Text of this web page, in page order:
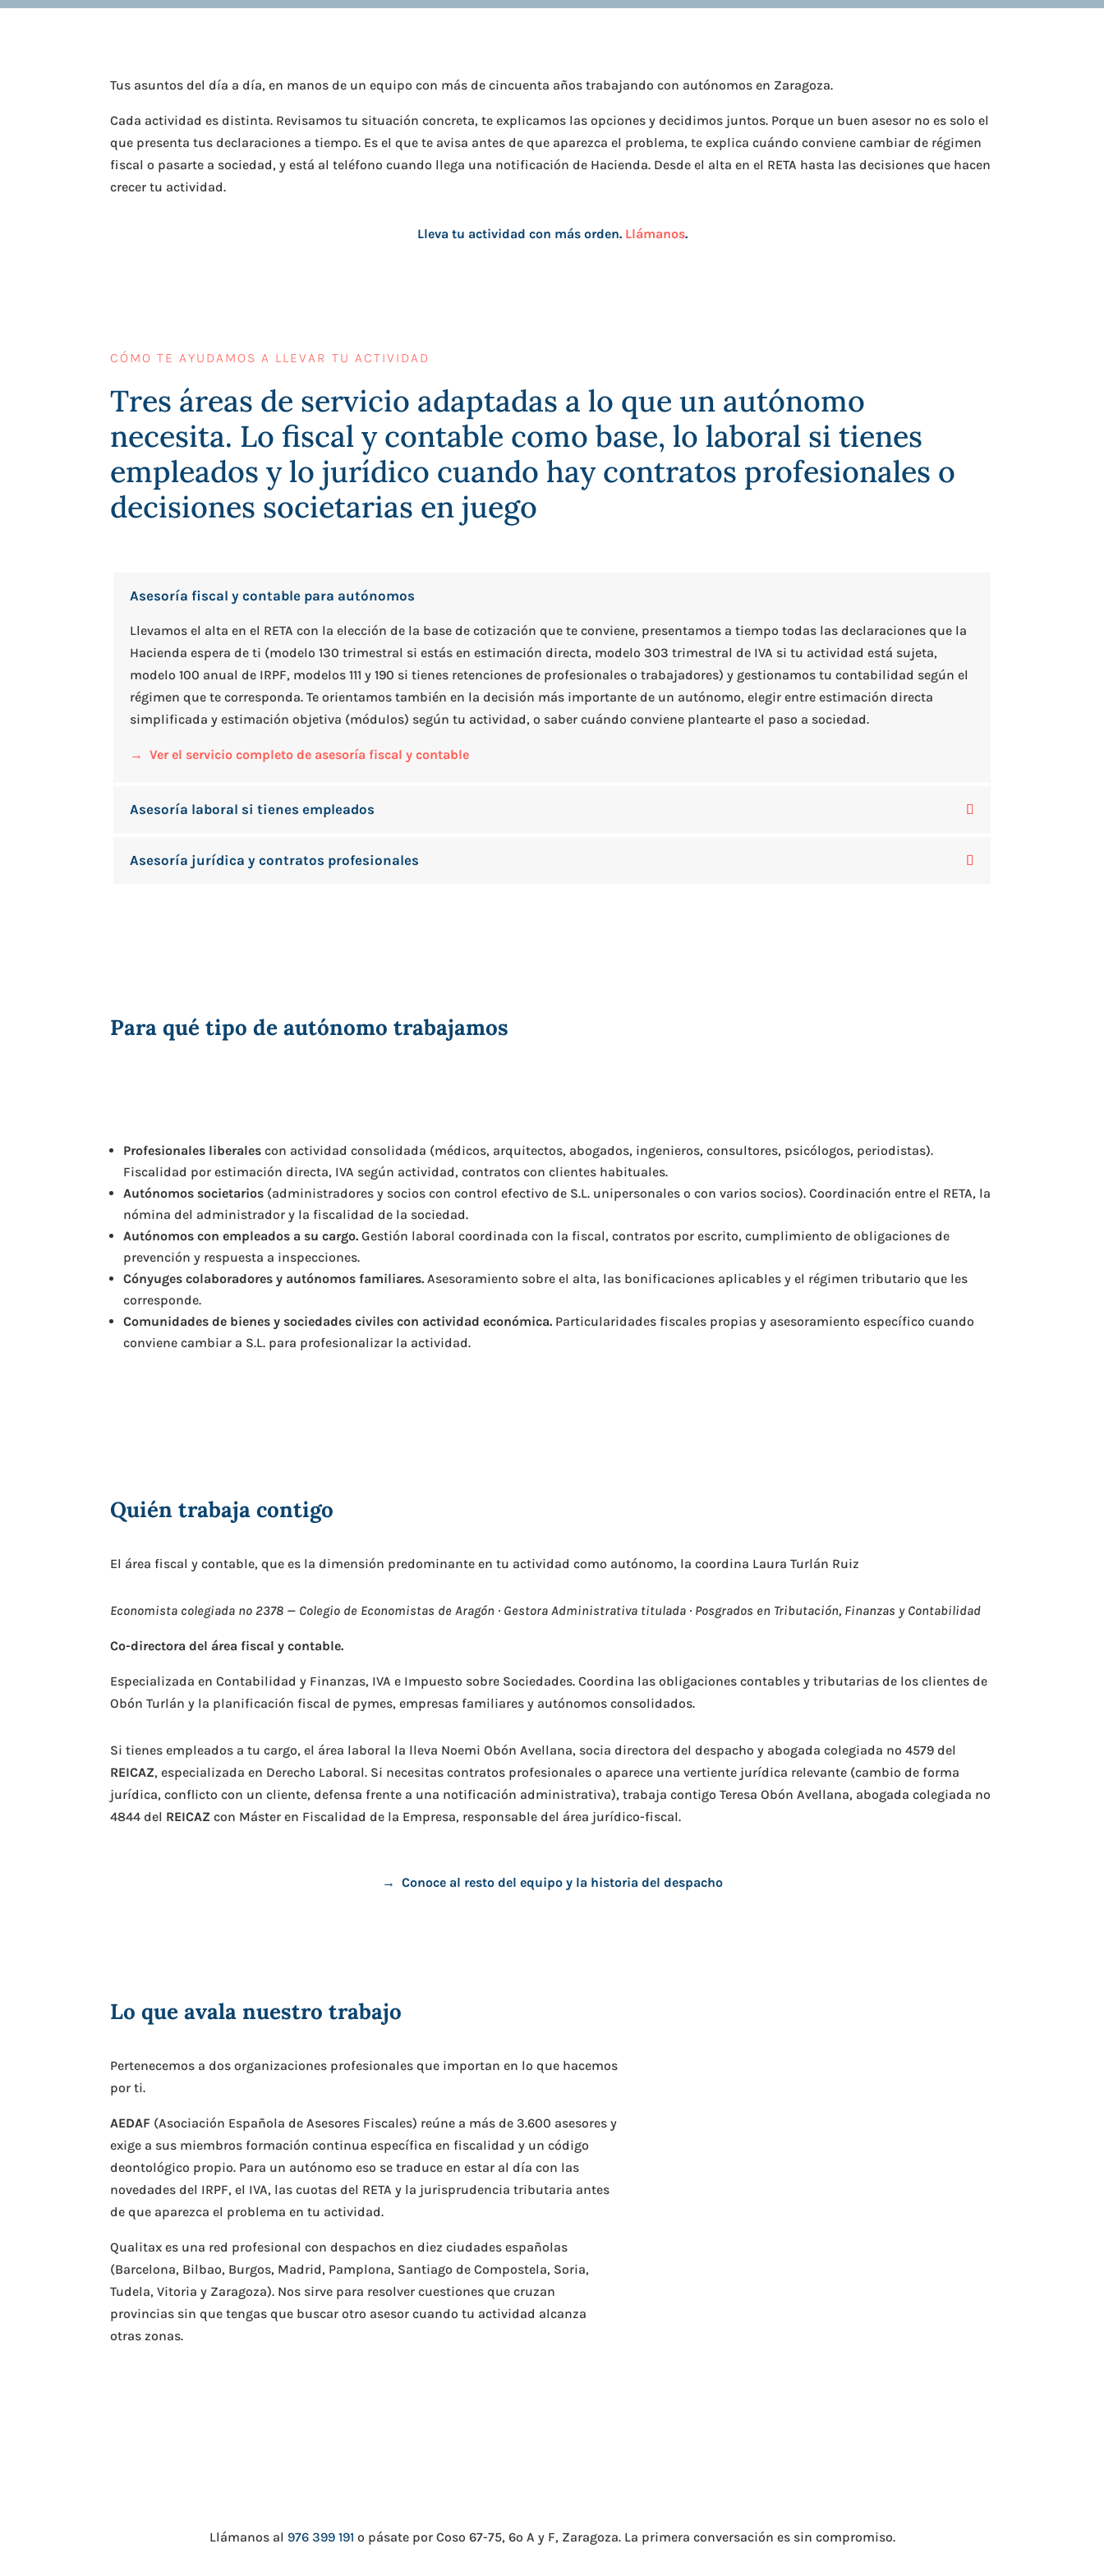
Tus asuntos del día a día, en manos de un equipo con más de cincuenta años trabajando con autónomos en Zaragoza.
Cada actividad es distinta. Revisamos tu situación concreta, te explicamos las opciones y decidimos juntos. Porque un buen asesor no es solo el
que presenta tus declaraciones a tiempo. Es el que te avisa antes de que aparezca el problema, te explica cuándo conviene cambiar de régimen
fiscal o pasarte a sociedad, y está al teléfono cuando llega una notificación de Hacienda. Desde el alta en el RETA hasta las decisiones que hacen
crecer tu actividad.
Lleva tu actividad con más orden. Llámanos.
CÓMO TE AYUDAMOS A LLEVAR TU ACTIVIDAD
Tres áreas de servicio adaptadas a lo que un autónomo
necesita. Lo fiscal y contable como base, lo laboral si tienes
empleados y lo jurídico cuando hay contratos profesionales o
decisiones societarias en juego
Asesoría fiscal y contable para autónomos
Llevamos el alta en el RETA con la elección de la base de cotización que te conviene, presentamos a tiempo todas las declaraciones que la
Hacienda espera de ti (modelo 130 trimestral si estás en estimación directa, modelo 303 trimestral de IVA si tu actividad está sujeta,
modelo 100 anual de IRPF, modelos 111 y 190 si tienes retenciones de profesionales o trabajadores) y gestionamos tu contabilidad según el
régimen que te corresponda. Te orientamos también en la decisión más importante de un autónomo, elegir entre estimación directa
simplificada y estimación objetiva (módulos) según tu actividad, o saber cuándo conviene plantearte el paso a sociedad.
→ Ver el servicio completo de asesoría fiscal y contable
Asesoría laboral si tienes empleados
Asesoría jurídica y contratos profesionales
Para qué tipo de autónomo trabajamos
Profesionales liberales con actividad consolidada (médicos, arquitectos, abogados, ingenieros, consultores, psicólogos, periodistas).
Fiscalidad por estimación directa, IVA según actividad, contratos con clientes habituales.
Autónomos societarios (administradores y socios con control efectivo de S.L. unipersonales o con varios socios). Coordinación entre el RETA, la
nómina del administrador y la fiscalidad de la sociedad.
Autónomos con empleados a su cargo. Gestión laboral coordinada con la fiscal, contratos por escrito, cumplimiento de obligaciones de
prevención y respuesta a inspecciones.
Cónyuges colaboradores y autónomos familiares. Asesoramiento sobre el alta, las bonificaciones aplicables y el régimen tributario que les
corresponde.
Comunidades de bienes y sociedades civiles con actividad económica. Particularidades fiscales propias y asesoramiento específico cuando
conviene cambiar a S.L. para profesionalizar la actividad.
Quién trabaja contigo
El área fiscal y contable, que es la dimensión predominante en tu actividad como autónomo, la coordina Laura Turlán Ruiz
Economista colegiada nº 2378 — Colegio de Economistas de Aragón · Gestora Administrativa titulada · Posgrados en Tributación, Finanzas y Contabilidad
Co-directora del área fiscal y contable.
Especializada en Contabilidad y Finanzas, IVA e Impuesto sobre Sociedades. Coordina las obligaciones contables y tributarias de los clientes de
Obón Turlán y la planificación fiscal de pymes, empresas familiares y autónomos consolidados.
Si tienes empleados a tu cargo, el área laboral la lleva Noemi Obón Avellana, socia directora del despacho y abogada colegiada nº 4579 del
REICAZ, especializada en Derecho Laboral. Si necesitas contratos profesionales o aparece una vertiente jurídica relevante (cambio de forma
jurídica, conflicto con un cliente, defensa frente a una notificación administrativa), trabaja contigo Teresa Obón Avellana, abogada colegiada nº
4844 del REICAZ con Máster en Fiscalidad de la Empresa, responsable del área jurídico-fiscal.
→ Conoce al resto del equipo y la historia del despacho
Lo que avala nuestro trabajo
Pertenecemos a dos organizaciones profesionales que importan en lo que hacemos
por ti.
AEDAF (Asociación Española de Asesores Fiscales) reúne a más de 3.600 asesores y
exige a sus miembros formación continua específica en fiscalidad y un código
deontológico propio. Para un autónomo eso se traduce en estar al día con las
novedades del IRPF, el IVA, las cuotas del RETA y la jurisprudencia tributaria antes
de que aparezca el problema en tu actividad.
Qualitax es una red profesional con despachos en diez ciudades españolas
(Barcelona, Bilbao, Burgos, Madrid, Pamplona, Santiago de Compostela, Soria,
Tudela, Vitoria y Zaragoza). Nos sirve para resolver cuestiones que cruzan
provincias sin que tengas que buscar otro asesor cuando tu actividad alcanza
otras zonas.
Llámanos al 976 399 191 o pásate por Coso 67-75, 6º A y F, Zaragoza. La primera conversación es sin compromiso.